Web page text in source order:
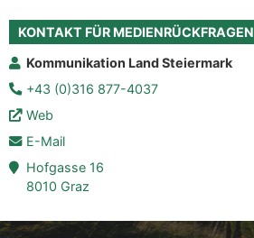
KONTAKT FÜR MEDIENRÜCKFRAGEN
Kommunikation Land Steiermark
+43 (0)316 877-4037
Web
E-Mail
Hofgasse 16
8010 Graz